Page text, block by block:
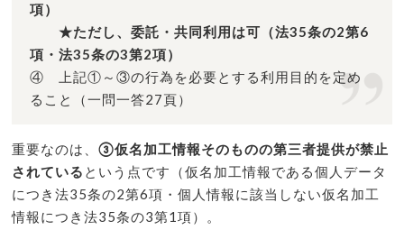
項）
★ただし、委託・共同利用は可（法35条の2第6
項・法35条の3第2項）
④ 上記①～③の行為を必要とする利用目的を定め
ること（一問一答27頁）
重要なのは、③仮名加工情報そのものの第三者提供が禁止
されている という点です（仮名加工情報である個人データ
につき法35条の2第6項・個人情報に該当しない仮名加工
情報につき法35条の3第1項）。